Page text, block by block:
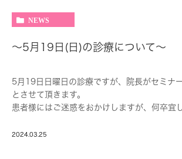
NEWS
～5月19日(日)の診療について～
5月19日日曜日の診療ですが、院長がセミナ
とさせて頂きます。
患者様にはご迷惑をおかけしますが、何卒宜
2024.03.25